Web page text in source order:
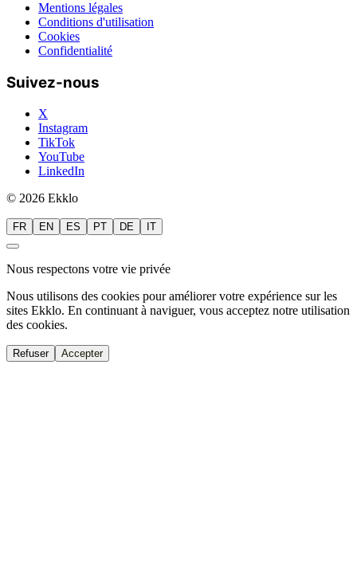
Mentions légales
Conditions d'utilisation
Cookies
Confidentialité
Suivez-nous
X
Instagram
TikTok
YouTube
LinkedIn
© 2026 Ekklo
FR EN ES PT DE IT
Nous respectons votre vie privée
Nous utilisons des cookies pour améliorer votre expérience sur les
sites Ekklo. En continuant à naviguer, vous acceptez notre utilisation
des cookies.
Refuser Accepter